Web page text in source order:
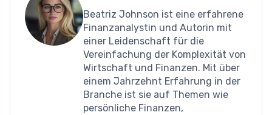
Beatriz Johnson ist eine erfahrene
Finanzanalystin und Autorin mit
einer Leidenschaft für die
Vereinfachung der Komplexität von
Wirtschaft und Finanzen. Mit über
einem Jahrzehnt Erfahrung in der
Branche ist sie auf Themen wie
persönliche Finanzen,